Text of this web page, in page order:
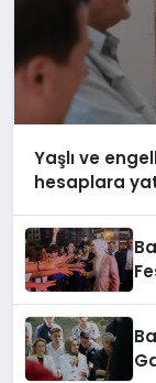
Yaşlı ve
hesaplara